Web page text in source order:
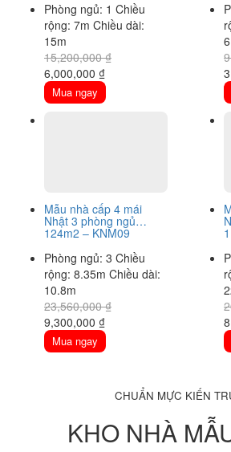
Phòng ngủ: 1 Chiều
rộng: 7m Chiều dài:
15m
15,200,000₫
Original
price
was:
6,000,000 ₫Current
price
is:
Mua ngay
Mẫu nhà cấp 4 mái
Nhật 3 phòng ngủ
124m2 – KNM09
Phòng ngủ: 3 Chiều
rộng: 8.35m Chiều dài:
10.8m
23,560,000₫
Original
price
was:
9,300,000 ₫Current
price
is:
Mua ngay
CHUẨN MỰC KIẾN
KHO NHÀ